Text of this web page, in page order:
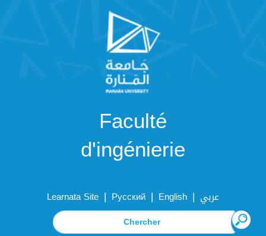
Faculté
d'ingénierie
Learnata Site | Русский | English | عربي